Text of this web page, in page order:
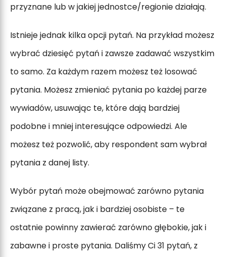
przyznane lub w jakiej jednostce/regionie działają.
Istnieje jednak kilka opcji pytań. Na przykład możesz
wybrać dziesięć pytań i zawsze zadawać wszystkim
to samo. Za każdym razem możesz też losować
pytania. Możesz zmieniać pytania po każdej parze
wywiadów, usuwając te, które dają bardziej
podobne i mniej interesujące odpowiedzi. Ale
możesz też pozwolić, aby respondent sam wybrał
pytania z danej listy.
Wybór pytań może obejmować zarówno pytania
związane z pracą, jak i bardziej osobiste – te
ostatnie powinny zawierać zarówno głębokie, jak i
zabawne i proste pytania. Daliśmy Ci 31 pytań, z